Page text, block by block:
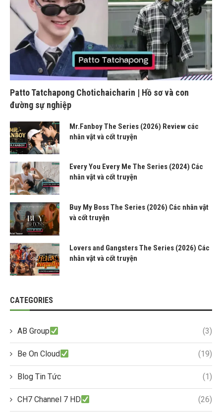
Patto Tatchapong Chotichaicharin | Hồ sơ và con
đường sự nghiệp
Mr.Fanboy The Series (2026) Review các
nhân vật và cốt truyện
Every You Every Me The Series (2024) Các
nhân vật và cốt truyện
Buy My Boss The Series (2026) Các nhân vật
và cốt truyện
Lovers and Gangsters The Series (2026) Các
nhân vật và cốt truyện
CATEGORIES
AB Group (3)
Be On Cloud (19)
Blog Tin Tức (1)
CH7 Channel 7 HD (26)